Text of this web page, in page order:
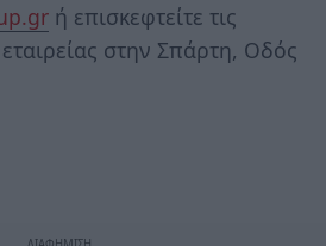
ή επισκεφτείτε τις
στην Σπάρτη, Οδός